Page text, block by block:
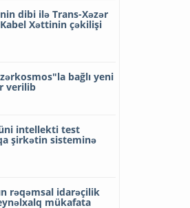
dibi ilə Trans-Xəzər
Xəttinin çəkilişi
bağlı yeni
verilib
intellekti test
şirkətin sisteminə
rəqəmsal idarəçilik
mükafata